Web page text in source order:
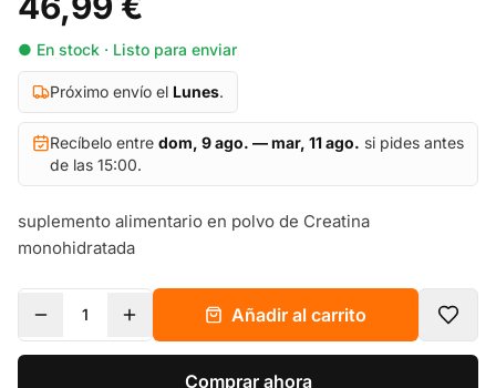
● En stock · Listo para enviar
Próximo envío el Lunes.
Recíbelo entre dom, 9 ago. — mar, 11 ago. si pides antes
de las 15:00.
suplemento alimentario en polvo de Creatina
monohidratada
1 Añadir al carrito
Comprar ahora